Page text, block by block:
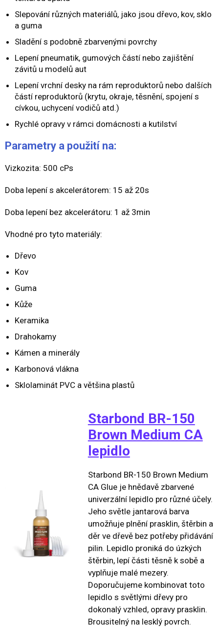
Slepování různých materiálů, jako jsou dřevo, kov, sklo
a guma
Sladění s podobně zbarvenými povrchy
Lepení pneumatik, gumových částí nebo zajištění
závitů u modelů aut
Lepení vrchní desky na rám reproduktorů nebo dalších
částí reproduktorů (krytu, okraje, těsnění, spojení s
cívkou, uchycení vodičů atd.)
Rychlé opravy v rámci domácnosti a kutilství
Parametry a použití na:
Vizkozita: 500 cPs
Doba lepení s akcelerátorem: 15 až 20s
Doba lepení bez akcelerátoru: 1 až 3min
Vhodné pro tyto materiály:
Dřevo
Kov
Guma
Kůže
Keramika
Drahokamy
Kámen a minerály
Karbonová vlákna
Sklolaminát PVC a většina plastů
Starbond BR-150
Brown Medium CA
lepidlo
Starbond BR-150 Brown Medium
CA Glue je hnědavě zbarvené
univerzální lepidlo pro různé účely.
Jeho světle jantarová barva
umožňuje plnění prasklin, štěrbin a
děr ve dřevě bez potřeby přidávání
pilin. Lepidlo proniká do úzkých
štěrbin, lepí části těsně k sobě a
vyplňuje malé mezery.
Doporučujeme kombinovat toto
lepidlo s světlými dřevy pro
dokonalý vzhled, opravy prasklin.
Brousitelný na lesklý povrch.